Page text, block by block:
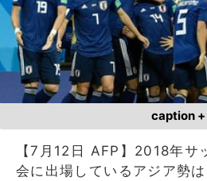
caption +
【7月12日 AFP】2018年サ
会に出場しているアジア勢